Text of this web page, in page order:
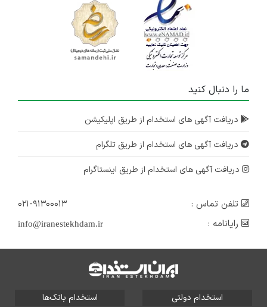
ما را دنبال کنید
دریافت آگهی های استخدام از طریق اپلیکیشن
دریافت آگهی های استخدام از طریق تلگرام
دریافت آگهی های استخدام از طریق اینستاگرام
تلفن تماس :
۰۲۱-۹۱۳۰۰۰۱۳
رایانامه :
info@iranestekhdam.ir
استخدام دولتی استخدام بانک‌ها